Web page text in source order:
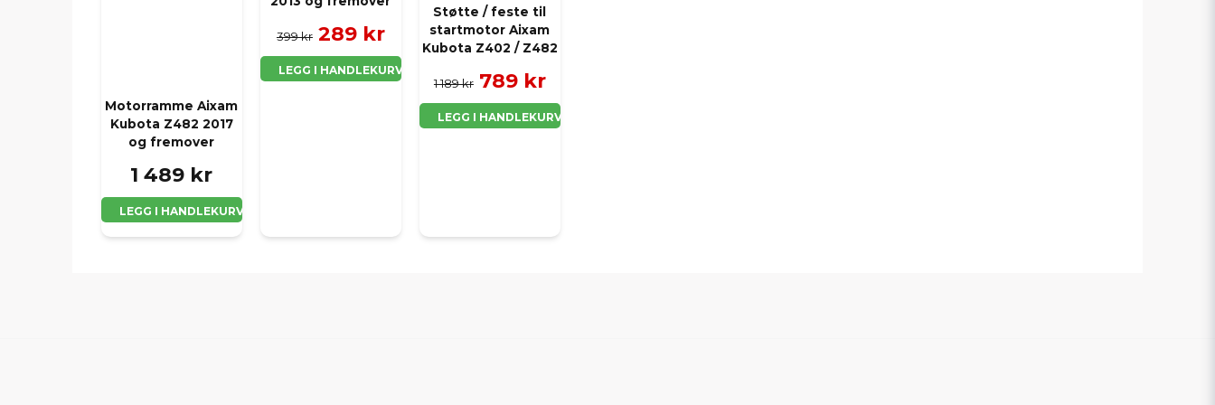
Motorramme Aixam
Kubota Z482 2017
og fremover
1 489 kr
LEGG I HANDLEKURV
399 kr 289 kr
LEGG I HANDLEKURV
Støtte / feste til
startmotor Aixam
Kubota Z402 / Z482
1 189 kr 789 kr
LEGG I HANDLEKURV